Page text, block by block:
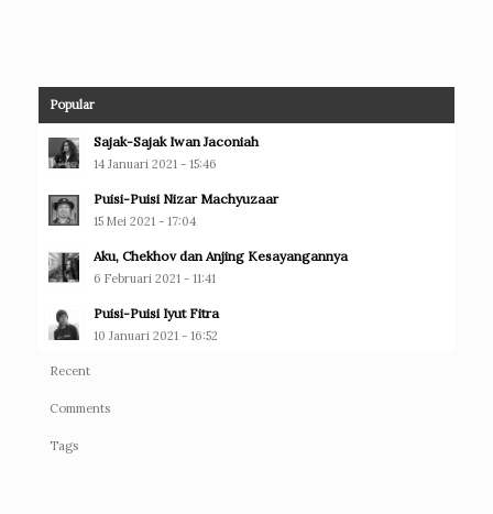
Popular
Sajak-Sajak Iwan Jaconiah
14 Januari 2021 - 15:46
Puisi-Puisi Nizar Machyuzaar
15 Mei 2021 - 17:04
Aku, Chekhov dan Anjing Kesayangannya
6 Februari 2021 - 11:41
Puisi-Puisi Iyut Fitra
10 Januari 2021 - 16:52
Recent
Comments
Tags